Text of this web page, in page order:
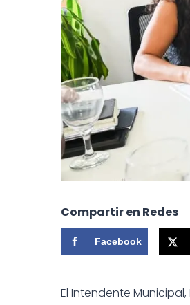
Compartir en Redes
Facebook
El Intendente